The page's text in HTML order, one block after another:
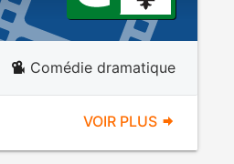
Comédie dramatique
VOIR PLUS